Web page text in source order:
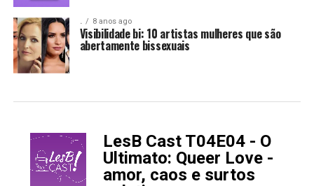
. 8 anos ago
Visibilidade bi: 10 artistas mulheres que são
abertamente bissexuais
LesB Cast T04E04 - O
Ultimato: Queer Love -
amor, caos e surtos
-